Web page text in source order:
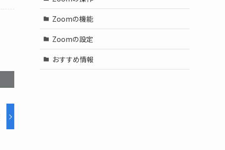
Zoomの機能
Zoomの設定
おすすめ情報